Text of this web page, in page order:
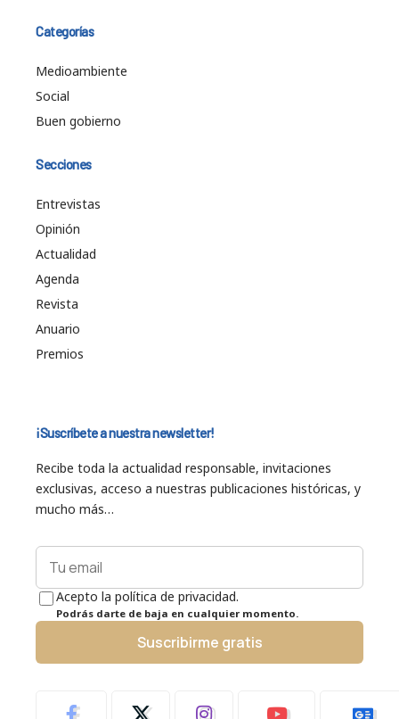
Categorías
Medioambiente
Social
Buen gobierno
Secciones
Entrevistas
Opinión
Actualidad
Agenda
Revista
Anuario
Premios
¡Suscríbete a nuestra newsletter!
Recibe toda la actualidad responsable, invitaciones
exclusivas, acceso a nuestras publicaciones históricas, y
mucho más…
Acepto la política de privacidad.
Podrás darte de baja en cualquier momento.
Suscribirme gratis